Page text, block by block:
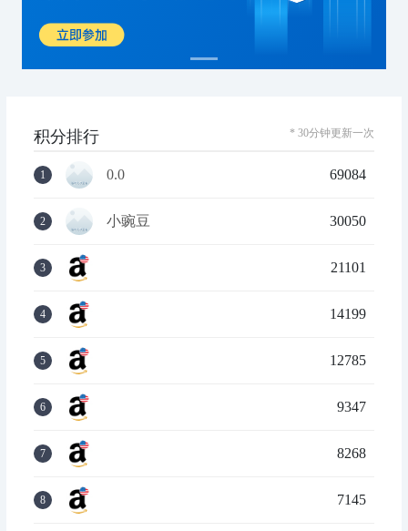
积分排行 * 30分钟更新一次
1 0.0 69084
2 小豌豆 30050
3 21101
4 14199
5 12785
6 9347
7 8268
8 7145